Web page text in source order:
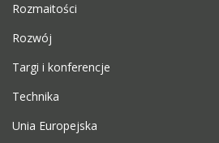
Rozmaitości
Rozwój
Targi i konferencje
Technika
Unia Europejska